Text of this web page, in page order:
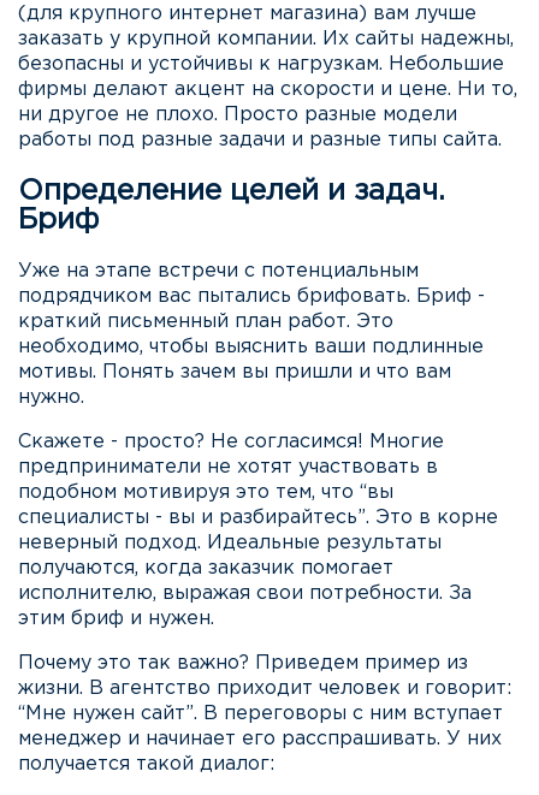
(для крупного интернет магазина) вам лучше
заказать у крупной компании. Их сайты надежны,
безопасны и устойчивы к нагрузкам. Небольшие
фирмы делают акцент на скорости и цене. Ни то,
ни другое не плохо. Просто разные модели
работы под разные задачи и разные типы сайта.
Определение целей и задач.
Бриф
Уже на этапе встречи с потенциальным
подрядчиком вас пытались брифовать. Бриф -
краткий письменный план работ. Это
необходимо, чтобы выяснить ваши подлинные
мотивы. Понять зачем вы пришли и что вам
нужно.
Скажете - просто? Не согласимся! Многие
предприниматели не хотят участвовать в
подобном мотивируя это тем, что “вы
специалисты - вы и разбирайтесь”. Это в корне
неверный подход. Идеальные результаты
получаются, когда заказчик помогает
исполнителю, выражая свои потребности. За
этим бриф и нужен.
Почему это так важно? Приведем пример из
жизни. В агентство приходит человек и говорит:
“Мне нужен сайт”. В переговоры с ним вступает
менеджер и начинает его расспрашивать. У них
получается такой диалог: